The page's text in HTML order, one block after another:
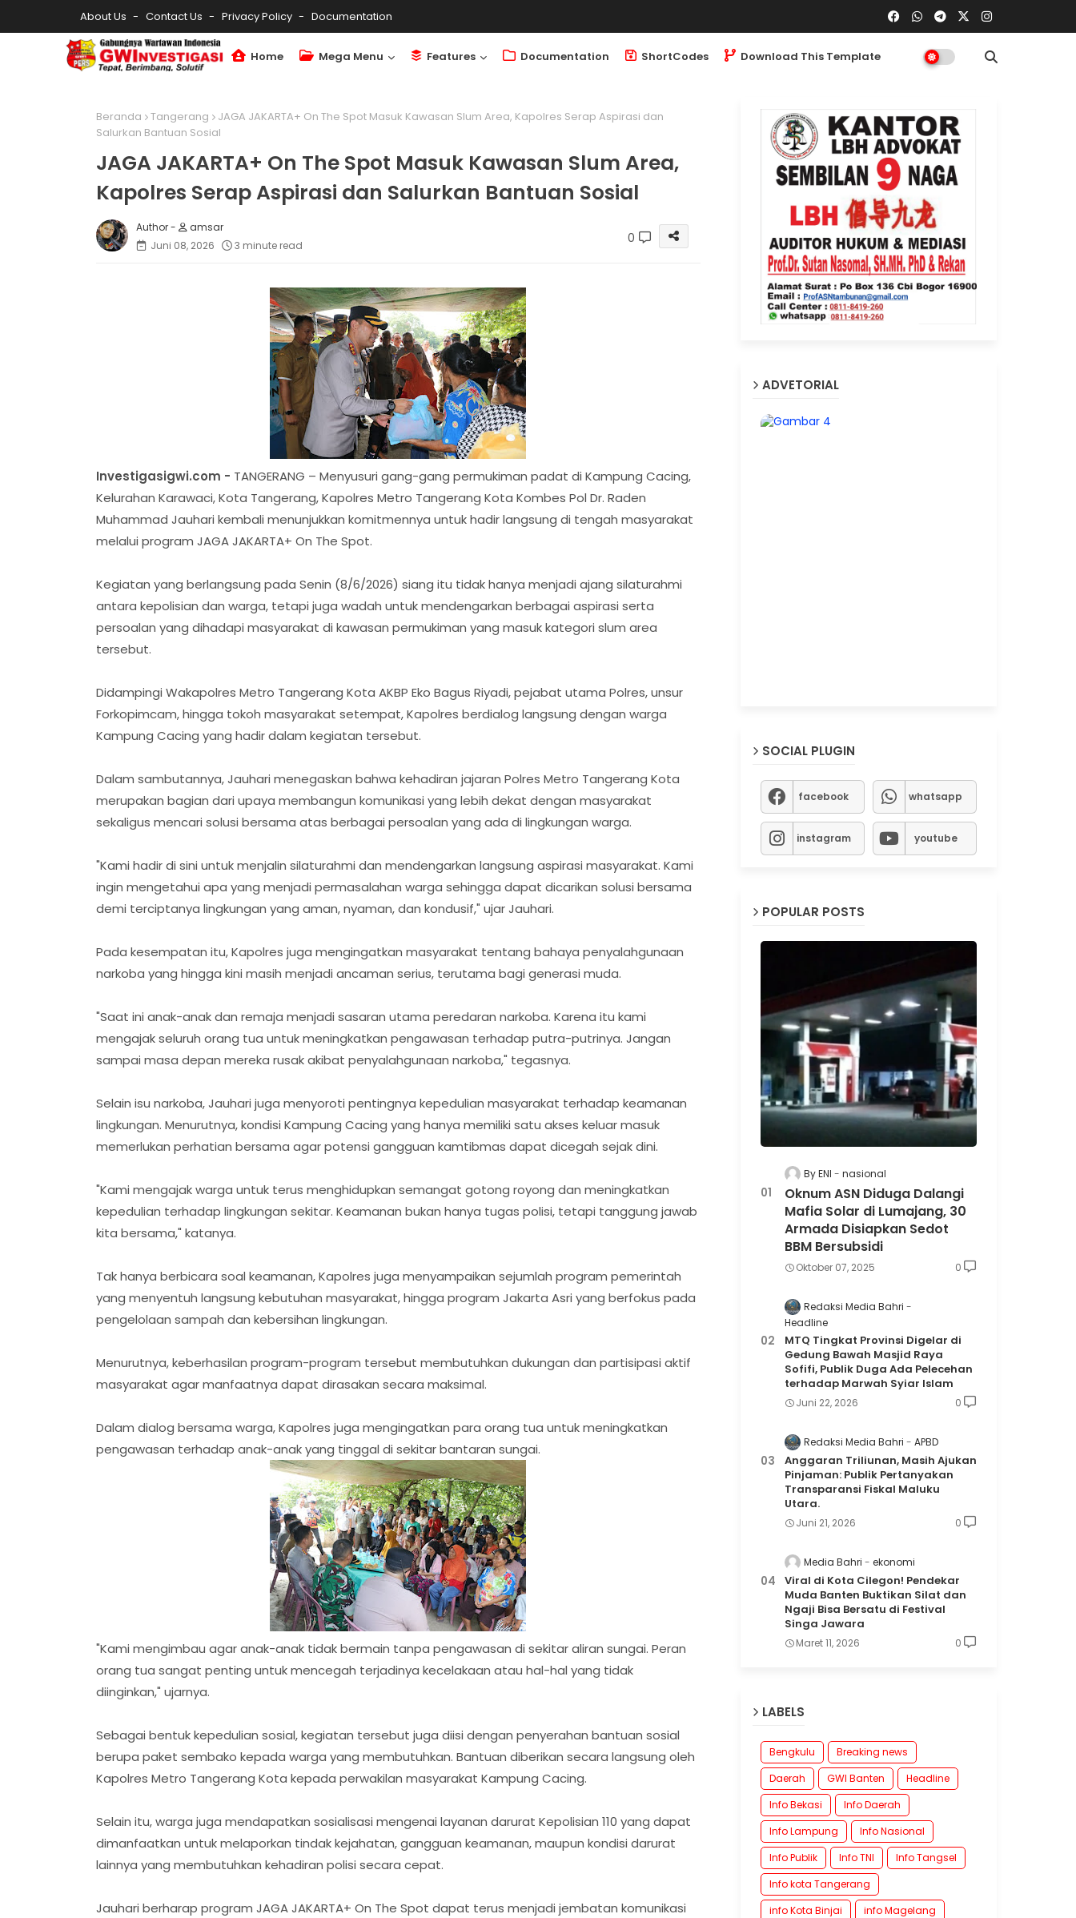
About Us Contact Us Privacy Policy Documentation
Home Mega Menu Features Documentation ShortCodes Download This Template
Beranda Tangerang
JAGA JAKARTA+ On The Spot Masuk Kawasan Slum Area, Kapolres Serap Aspirasi dan
Salurkan Bantuan Sosial
JAGA JAKARTA+ On The Spot Masuk Kawasan Slum Area,
Kapolres Serap Aspirasi dan Salurkan Bantuan Sosial
amsar
Juni 08, 2026
3 minute read 0
Investigasigwi.com - TANGERANG – Menyusuri gang-gang permukiman padat di Kampung Cacing,
Kelurahan Karawaci, Kota Tangerang, Kapolres Metro Tangerang Kota Kombes Pol Dr. Raden
Muhammad Jauhari kembali menunjukkan komitmennya untuk hadir langsung di tengah masyarakat
melalui program JAGA JAKARTA+ On The Spot.
Kegiatan yang berlangsung pada Senin (8/6/2026) siang itu tidak hanya menjadi ajang silaturahmi
antara kepolisian dan warga, tetapi juga wadah untuk mendengarkan berbagai aspirasi serta
persoalan yang dihadapi masyarakat di kawasan permukiman yang masuk kategori slum area
tersebut.
Didampingi Wakapolres Metro Tangerang Kota AKBP Eko Bagus Riyadi, pejabat utama Polres, unsur
Forkopimcam, hingga tokoh masyarakat setempat, Kapolres berdialog langsung dengan warga
Kampung Cacing yang hadir dalam kegiatan tersebut.
Dalam sambutannya, Jauhari menegaskan bahwa kehadiran jajaran Polres Metro Tangerang Kota
merupakan bagian dari upaya membangun komunikasi yang lebih dekat dengan masyarakat
sekaligus mencari solusi bersama atas berbagai persoalan yang ada di lingkungan warga.
"Kami hadir di sini untuk menjalin silaturahmi dan mendengarkan langsung aspirasi masyarakat. Kami
ingin mengetahui apa yang menjadi permasalahan warga sehingga dapat dicarikan solusi bersama
demi terciptanya lingkungan yang aman, nyaman, dan kondusif," ujar Jauhari.
Pada kesempatan itu, Kapolres juga mengingatkan masyarakat tentang bahaya penyalahgunaan
narkoba yang hingga kini masih menjadi ancaman serius, terutama bagi generasi muda.
"Saat ini anak-anak dan remaja menjadi sasaran utama peredaran narkoba. Karena itu kami
mengajak seluruh orang tua untuk meningkatkan pengawasan terhadap putra-putrinya. Jangan
sampai masa depan mereka rusak akibat penyalahgunaan narkoba," tegasnya.
Selain isu narkoba, Jauhari juga menyoroti pentingnya kepedulian masyarakat terhadap keamanan
lingkungan. Menurutnya, kondisi Kampung Cacing yang hanya memiliki satu akses keluar masuk
memerlukan perhatian bersama agar potensi gangguan kamtibmas dapat dicegah sejak dini.
"Kami mengajak warga untuk terus menghidupkan semangat gotong royong dan meningkatkan
kepedulian terhadap lingkungan sekitar. Keamanan bukan hanya tugas polisi, tetapi tanggung jawab
kita bersama," katanya.
Tak hanya berbicara soal keamanan, Kapolres juga menyampaikan sejumlah program pemerintah
yang menyentuh langsung kebutuhan masyarakat, hingga program Jakarta Asri yang berfokus pada
pengelolaan sampah dan kebersihan lingkungan.
Menurutnya, keberhasilan program-program tersebut membutuhkan dukungan dan partisipasi aktif
masyarakat agar manfaatnya dapat dirasakan secara maksimal.
Dalam dialog bersama warga, Kapolres juga mengingatkan para orang tua untuk meningkatkan
pengawasan terhadap anak-anak yang tinggal di sekitar bantaran sungai.
"Kami mengimbau agar anak-anak tidak bermain tanpa pengawasan di sekitar aliran sungai. Peran
orang tua sangat penting untuk mencegah terjadinya kecelakaan atau hal-hal yang tidak
diinginkan," ujarnya.
Sebagai bentuk kepedulian sosial, kegiatan tersebut juga diisi dengan penyerahan bantuan sosial
berupa paket sembako kepada warga yang membutuhkan. Bantuan diberikan secara langsung oleh
Kapolres Metro Tangerang Kota kepada perwakilan masyarakat Kampung Cacing.
Selain itu, warga juga mendapatkan sosialisasi mengenai layanan darurat Kepolisian 110 yang dapat
dimanfaatkan untuk melaporkan tindak kejahatan, gangguan keamanan, maupun kondisi darurat
lainnya yang membutuhkan kehadiran polisi secara cepat.
Jauhari berharap program JAGA JAKARTA+ On The Spot dapat terus menjadi jembatan komunikasi
ADVETORIAL
SOCIAL PLUGIN
facebook whatsapp
instagram youtube
POPULAR POSTS
By ENI nasional
Oknum ASN Diduga Dalangi
Mafia Solar di Lumajang, 30
Armada Disiapkan Sedot
BBM Bersubsidi
Oktober 07, 2025 0
Redaksi Media Bahri
Headline
MTQ Tingkat Provinsi Digelar di
Gedung Bawah Masjid Raya
Sofifi, Publik Duga Ada Pelecehan
terhadap Marwah Syiar Islam
Juni 22, 2026 0
Redaksi Media Bahri APBD
Anggaran Triliunan, Masih Ajukan
Pinjaman: Publik Pertanyakan
Transparansi Fiskal Maluku
Utara.
Juni 21, 2026 0
Media Bahri ekonomi
Viral di Kota Cilegon! Pendekar
Muda Banten Buktikan Silat dan
Ngaji Bisa Bersatu di Festival
Singa Jawara
Maret 11, 2026 0
LABELS
Bengkulu
Breaking news
Daerah
GWI Banten
Headline
Info Bekasi
Info Daerah
Info Lampung
Info Nasional
Info Publik
Info TNI
Info Tangsel
Info kota Tangerang
info Kota Binjai
info Magelang